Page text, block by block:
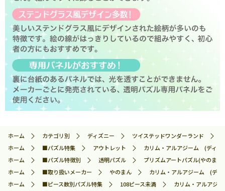
ホーム カテゴリ別 ディズニー ツイステッドワンダーランド
ホーム
■パズル特集 アウトレット
カリム・アルアジーム (ディ
ホーム
■パズル特徴別 透明パズル
プリズムアートパズル(やのまん)
ホーム
■取り扱いメーカー やのまん
カリム・アルアジーム (デ
ホーム
■ピース数別パズル特集 108ピース未満
カリム・アルアジ